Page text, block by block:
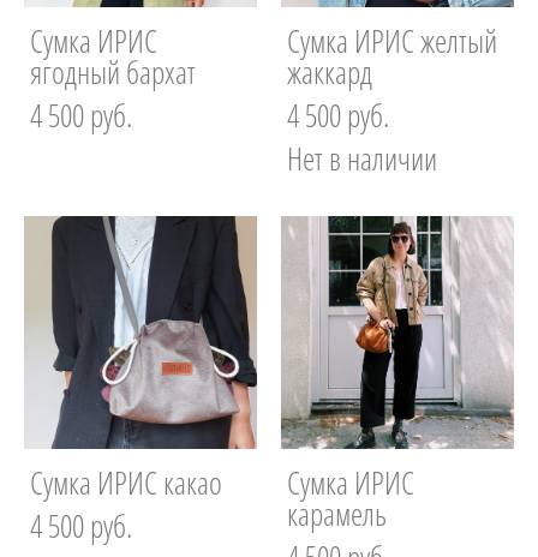
Сумка ИРИС
ягодный бархат
4 500 pуб.
Сумка ИРИС желтый
жаккард
4 500 pуб.
Нет в наличии
Сумка ИРИС какао
4 500 pуб.
Сумка ИРИС
карамель